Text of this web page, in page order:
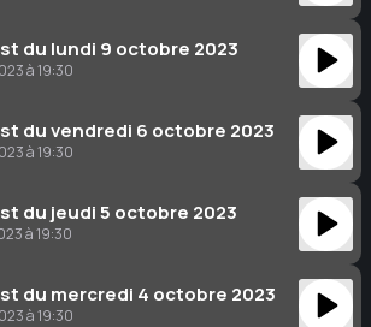
du lundi 9 octobre 2023
à 19:30
du vendredi 6 octobre 2023
à 19:30
du jeudi 5 octobre 2023
à 19:30
du mercredi 4 octobre 2023
à 19:30